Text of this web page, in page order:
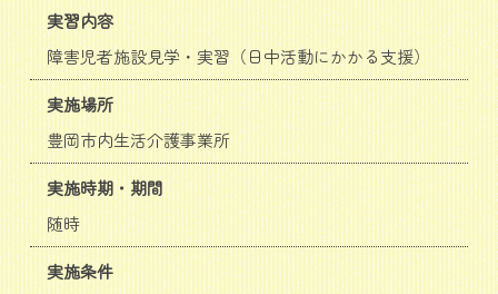
実習内容
障害児者施設見学・実習（日中活動にかかる支援）
実施場所
豊岡市内生活介護事業所
実施時期・期間
随時
実施条件